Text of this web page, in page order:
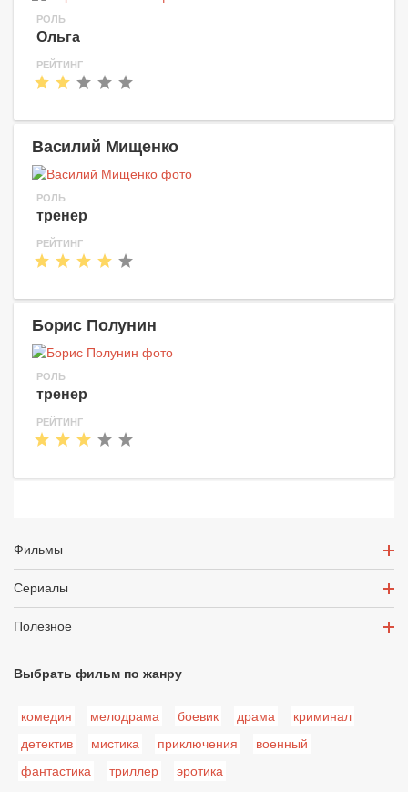
РОЛЬ
Ольга
РЕЙТИНГ
Василий Мищенко
РОЛЬ
тренер
РЕЙТИНГ
Борис Полунин
РОЛЬ
тренер
РЕЙТИНГ
Фильмы
Сериалы
Полезное
Выбрать фильм по жанру
комедия мелодрама боевик драма
криминал
детектив
мистика приключения
военный
фантастика
триллер эротика